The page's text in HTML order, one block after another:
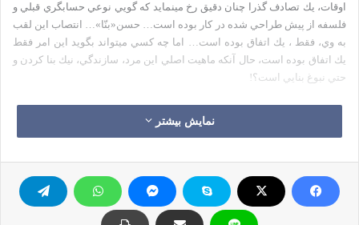
اوقات، يك تصادف گذرا چنان دقيق رخ مينمايد كه گويي نوعي حسابگري قبلي و
فلسفه از پيش طراحي شده در كار بوده است… حسن«بنّا»… انتصاب اين لقب
به وي، فقط ‌، يك اتفاق بوده است… اما چه كسي ميتواند بگويد اين امر فقط
يك اتفاق بوده است، حال آنكه ماهيت اصلي اين مرد، سازندگي، نيك بنا كردن و
حتي نبوغ بنايي است؟!
انديشه اسلامي، مبلغان و دعوت گران فراواني تجربه كرده است. اما ادعا غير
اين بنّاي با شكوه… اخوان المسلمين…واقعا تجلي گاه اين نبوغ شگفت آور در
راه اندازي جماعت هاست… حقا كه نبوغ سازندگي در گام به گام اين تشكيلات
نمایش بیشتر